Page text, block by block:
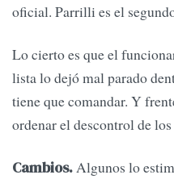
oficial. Parrilli es el
Lo cierto es que el
lista lo dejó mal parado
tiene que comandar. Y
ordenar el descontrol de los
Cambios.Algunos lo